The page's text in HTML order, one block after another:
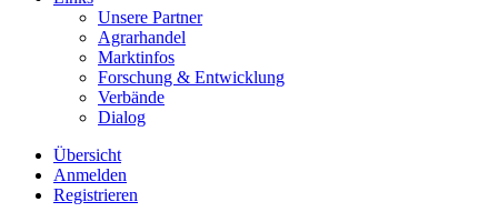
Unsere Partner
Agrarhandel
Marktinfos
Forschung & Entwicklung
Verbände
Dialog
Übersicht
Anmelden
Registrieren